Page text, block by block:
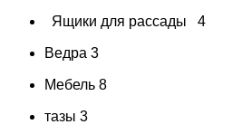
Ящики для рассады 4
Ведра 3
Мебель 8
тазы 3